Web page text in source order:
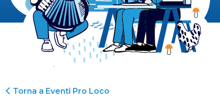
Torna a Eventi Pro Loco